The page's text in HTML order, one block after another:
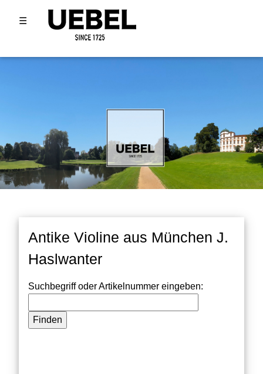
☰
Antike Violine aus München J.
Haslwanter
Suchbegriff oder Artikelnummer eingeben: